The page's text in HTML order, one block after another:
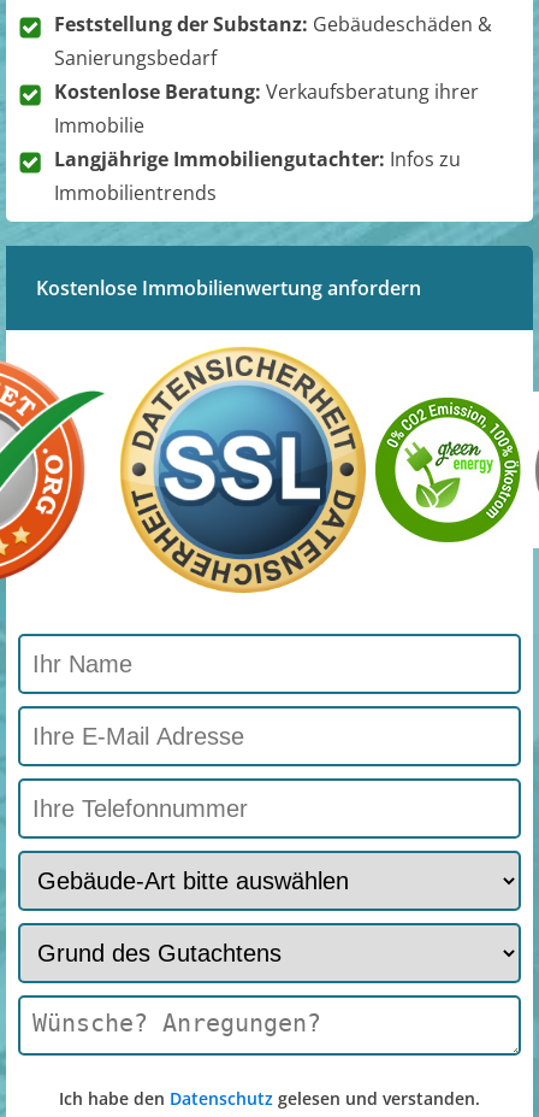
Feststellung der Substanz: Gebäudeschäden &
Sanierungsbedarf
Kostenlose Beratung: Verkaufsberatung ihrer
Immobilie
Langjährige Immobiliengutachter: Infos zu
Immobilientrends
Kostenlose Immobilienwertung anfordern
Ich habe den Datenschutz gelesen und verstanden.